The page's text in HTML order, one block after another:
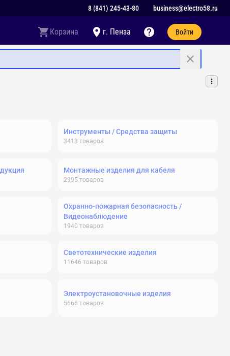
8 (841) 245-43-80 business@electro58.ru
Корзина г. Пенза Войти
Инструменты / Средства защиты
3413 товаров
Монтажные изделия для кабеля
2995 товаров
Охранно-пожарная безопасность /
Видеонаблюдение
1940 товаров
Светотехнические изделия
11646 товаров
Электроустановочные изделия
5666 товаров